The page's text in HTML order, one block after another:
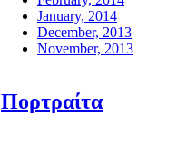
January, 2014
December, 2013
November, 2013
Πορτραίτα